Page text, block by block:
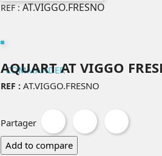
REF : AT.VIGGO.FRESNO
AQUART AT VIGGO
REF : AT.VIGGO.FRESNO
COMMANDER
Partager
PartagerTweet Pinterest
Add to compare